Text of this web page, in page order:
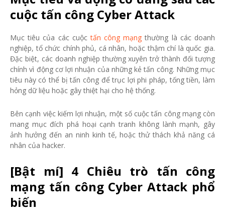
cuộc tấn công Cyber Attack
Mục tiêu của các cuộctấn công mạng thường là các doanh
nghiệp, tổ chức chính phủ, cá nhân, hoặc thậm chí là quốc gia.
Đặc biệt, các doanh nghiệp thường xuyên trở thành đối tượng
chính vì động cơ lợi nhuận của những kẻ tấn công. Những mục
tiêu này có thể bị tấn công để trục lợi phi pháp, tống tiền, làm
hỏng dữ liệu hoặc gây thiệt hại cho hệ thống.
Bên cạnh việc kiếm lợi nhuận, một số cuộc tấn công mạng còn
mang mục đích phá hoại cạnh tranh không lành mạnh, gây
ảnh hưởng đến an ninh kinh tế, hoặc thử thách khả năng cá
nhân của hacker.
[Bật mí] 4 Chiêu trò tấn công
mạng tấn công Cyber Attack phổ
biến